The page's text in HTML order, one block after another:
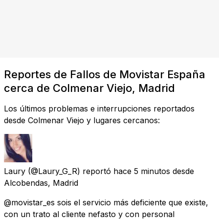
Reportes de Fallos de Movistar España
cerca de Colmenar Viejo, Madrid
Los últimos problemas e interrupciones reportados
desde Colmenar Viejo y lugares cercanos:
Laury (@Laury_G_R) reportó hace 5 minutos desde
Alcobendas, Madrid
@movistar_es sois el servicio más deficiente que existe,
con un trato al cliente nefasto y con personal